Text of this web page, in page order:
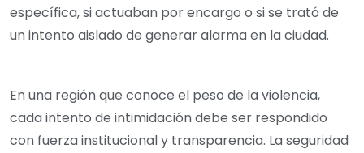
específica, si actuaban por encargo o si se trató de
un intento aislado de generar alarma en la ciudad.
En una región que conoce el peso de la violencia,
cada intento de intimidación debe ser respondido
con fuerza institucional y transparencia. La seguridad